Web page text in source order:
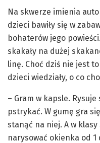
Na skwerze imienia
dzieci bawiły się w
bohaterów jego
skakały na dużej
linę. Choć dziś nie jest
dzieci wiedziały, o co
– Gram w kapsle.
pstrykać. W gumę gra
stanąć na niej. A w
narysować okienka od 1